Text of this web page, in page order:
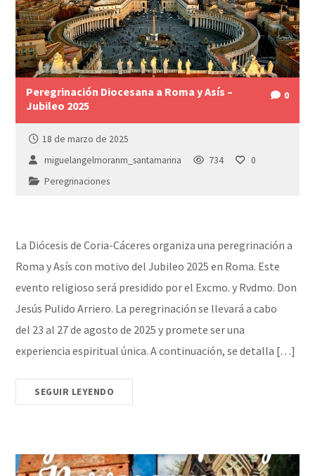
Peregrinación Diocesana a Roma y Asís –
Jubileo 2025
0
18 de marzo de 2025
miguelangelmoranm_santamarina
734
0
Peregrinaciones
La Diócesis de Coria-Cáceres organiza una peregrinación a
Roma y Asís con motivo del Jubileo 2025 en Roma. Este
evento religioso será presidido por el Excmo. y Rvdmo. Don
Jesús Pulido Arriero. La peregrinación se llevará a cabo
del 23 al 27 de agosto de 2025 y promete ser una
experiencia espiritual única. A continuación, se detalla […]
SEGUIR LEYENDO